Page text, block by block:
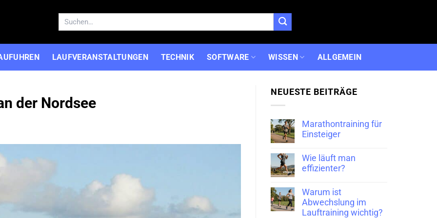
Suchen
LAUFVERANSTALTUNGEN TECHNIK SOFTWARE WISSEN ALLGEMEIN
der Nordsee
NEUESTE BEITRÄGE
Marathontraining für
Einsteiger
Wie läuft man
effizienter?
Warum ist
Abwechslung im
Lauftraining wichtig?